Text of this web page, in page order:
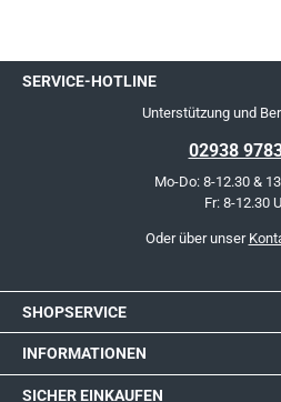
SERVICE-HOTLINE
Unterstützung und
02938
Mo-Do: 8-12.30 &
Fr: 8-12.30
Oder über unser
SHOPSERVICE
INFORMATIONEN
SICHER EINKAUFEN